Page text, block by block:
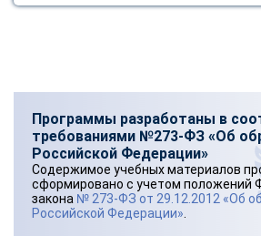
Программы разработаны в
требованиями №273-ФЗ «Об
Российской Федерации»
Содержимое учебных материалов
сформировано с учетом положений
закона № 273-ФЗ от 29.12.2012 «Об
Российской Федерации»